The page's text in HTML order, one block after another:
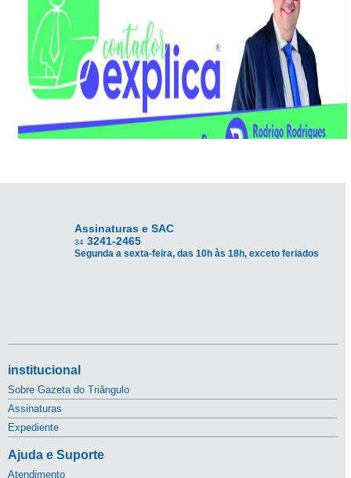
Assinaturas e SAC
34 3241-2465
Segunda a sexta-feira, das 10h às 18h, exceto feriados
institucional
Sobre Gazeta do Triângulo
Assinaturas
Expediente
Ajuda e Suporte
Atendimento